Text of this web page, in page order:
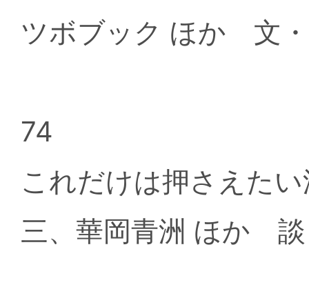
ツボブック ほか 文
74
これだけは押さえた
三、華岡青洲 ほか 談